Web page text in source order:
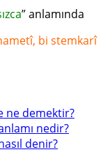
” anlamında
bi stemkarî
ne demektir?
nedir?
denir?